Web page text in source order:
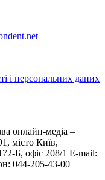
і персональних даних
онлайн-медіа –
місто Київ,
Б, офіс 208/1 E-mail:
044-205-43-00